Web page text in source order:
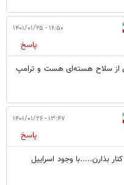
۱۶:۵۰ - ۱۴۰۱/۰۱/۲۵
پاسخ
از سلاح هسته‌ای هست و ترامپ
۱۳:۴۷ - ۱۴۰۱/۰۱/۲۶
پاسخ
بذارن.....با وجود اسراییل